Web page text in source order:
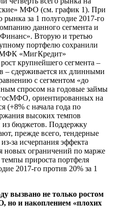
МФО (см. график 1). При
рынка за 1 полугодие 2017-го
данного сегмента и
Вторую и третью
портфелю сохранили
«МигКредит»
крупнейшего сегмента –
– сдерживается их длинными
с сегментом «до
спросом на годовые займы
ориентированных на
(+8% с начала года по
высоких темпов
из бюджетов. Поддержку
прежде всего, тендерные
за исчерпания эффекта
новых ограничений по марже
прироста портфеля
2017-го против 20% за 1
вызвано не только ростом
но и накоплением «плохих